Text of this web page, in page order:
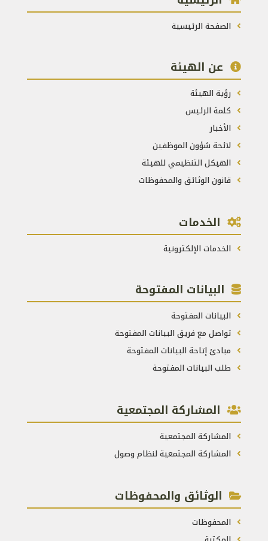
الصفحة الرئيسية
عن الهيئة
رؤية الهيئة
كلمة الرئيس
الأخبار
لائحة شؤون الموظفين
الهيكل التنظيمي للهيئة
قانون الوثائق والمحفوظات
الخدمات
الخدمات الإلكترونية
البيانات المفتوحة
البيانات المفتوحة
تواصل مع فريق البيانات المفتوحة
مبادئ إتاحة البيانات المفتوحة
طلب البيانات المفتوحة
المشاركة المجتمعية
المشاركة المجتمعية
المشاركة المجتمعية لنظام وصول
الوثائق والمحفوظات
المحفوظات